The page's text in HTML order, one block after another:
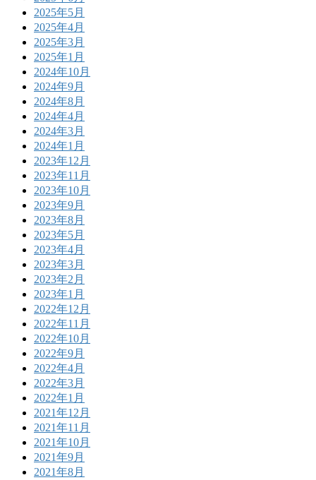
2025年5月
2025年4月
2025年3月
2025年1月
2024年10月
2024年9月
2024年8月
2024年4月
2024年3月
2024年1月
2023年12月
2023年11月
2023年10月
2023年9月
2023年8月
2023年5月
2023年4月
2023年3月
2023年2月
2023年1月
2022年12月
2022年11月
2022年10月
2022年9月
2022年4月
2022年3月
2022年1月
2021年12月
2021年11月
2021年10月
2021年9月
2021年8月